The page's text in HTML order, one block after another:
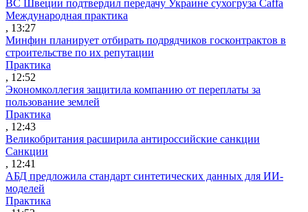
ВС Швеции подтвердил передачу Украине сухогруза Caffa
Международная практика
, 13:27
Минфин планирует отбирать подрядчиков госконтрактов в
строительстве по их репутации
Практика
, 12:52
Экономколлегия защитила компанию от переплаты за
пользование землей
Практика
, 12:43
Великобритания расширила антироссийские санкции
Санкции
, 12:41
АБД предложила стандарт синтетических данных для ИИ-
моделей
Практика